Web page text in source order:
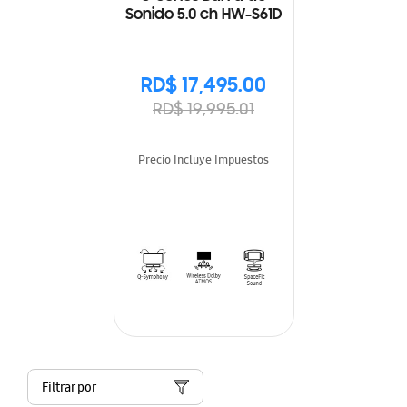
Sonido 5.0 ch HW-S61D
RD$ 17,495.00
RD$ 19,995.01
Precio Incluye Impuestos
Filtrar por